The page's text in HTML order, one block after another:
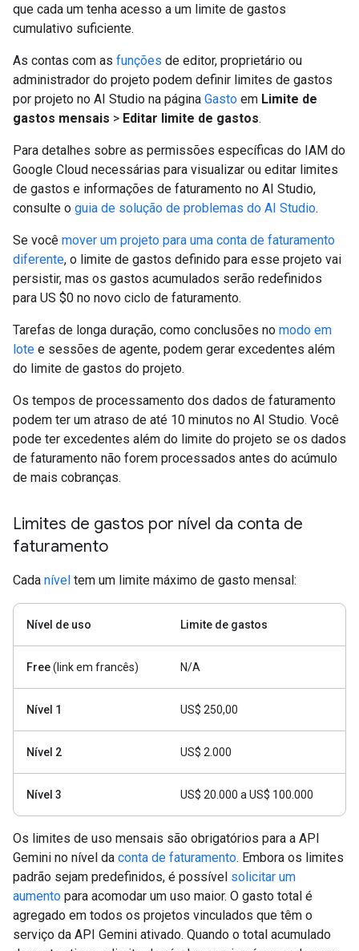
que cada um tenha acesso a um limite de gastos
cumulativo suficiente.
As contas com as funções de editor, proprietário ou
administrador do projeto podem definir limites de gastos
por projeto no AI Studio na página Gasto em Limite de
gastos mensais > Editar limite de gastos.
Para detalhes sobre as permissões específicas do IAM do
Google Cloud necessárias para visualizar ou editar limites
de gastos e informações de faturamento no AI Studio,
consulte o guia de solução de problemas do AI Studio.
Se você mover um projeto para uma conta de faturamento
diferente, o limite de gastos definido para esse projeto vai
persistir, mas os gastos acumulados serão redefinidos
para US $0 no novo ciclo de faturamento.
Tarefas de longa duração, como conclusões no modo em
lote e sessões de agente, podem gerar excedentes além
do limite de gastos do projeto.
Os tempos de processamento dos dados de faturamento
podem ter um atraso de até 10 minutos no AI Studio. Você
pode ter excedentes além do limite do projeto se os dados
de faturamento não forem processados antes do acúmulo
de mais cobranças.
Limites de gastos por nível da conta de
faturamento
Cada nível tem um limite máximo de gasto mensal:
Nível de uso Limite de gastos
Free(link em francês) N/A
Nível 1 US$ 250,00
Nível 2 US$ 2.000
Nível 3 US$ 20.000 a US$ 100.000
Os limites de uso mensais são obrigatórios para a API
Gemini no nível da conta de faturamento. Embora os limites
padrão sejam predefinidos, é possível solicitar um
aumento para acomodar um uso maior. O gasto total é
agregado em todos os projetos vinculados que têm o
serviço da API Gemini ativado. Quando o total acumulado